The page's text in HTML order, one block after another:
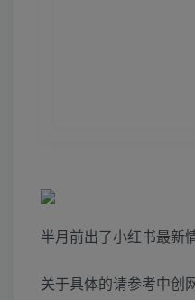
半月前出了小红书最新
关于具体的请参考中创